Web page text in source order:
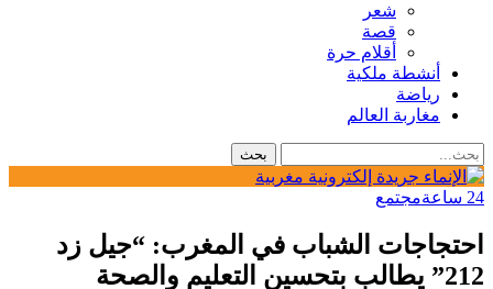
شعر
قصة
أقلام حرة
أنشطة ملكية
رياضة
مغاربة العالم
24 ساعة مجتمع
احتجاجات الشباب في المغرب: “جيل زد
212” يطالب بتحسين التعليم والصحة